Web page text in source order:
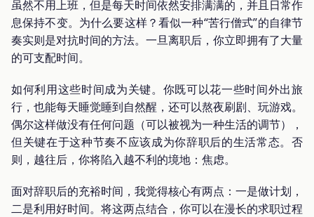
虽然不用上班，但是每天时间依然安排满满的，并且日常作
息保持不变。为什么要这样？看似一种“苦行僧式”的自律节
奏实则是对抗时间的方法。一旦离职后，你立即拥有了大量
的可支配时间。
如何利用这些时间成为关键。你既可以花一些时间外出旅
行，也能每天睡觉睡到自然醒，还可以熬夜刷剧、玩游戏。
偶尔这样做没有任何问题（可以被视为一种生活的调节），
但关键在于这种节奏不应该成为你辞职后的生活常态。否
则，越往后，你将陷入越不利的境地：焦虑。
面对辞职后的充裕时间，我觉得核心有两点：一是做计划，
二是利用好时间。将这两点结合，你可以在漫长的求职过程